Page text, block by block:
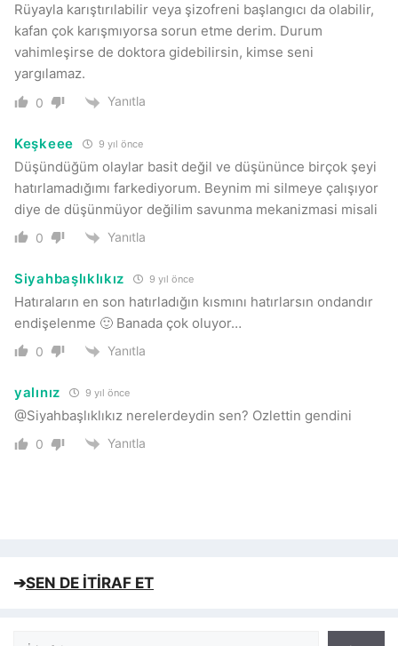
Rüyayla karıştırılabilir veya şizofreni başlangıcı da olabilir,
kafan çok karışmıyorsa sorun etme derim. Durum
vahimleşirse de doktora gidebilirsin, kimse seni
yargılamaz.
0 Yanıtla
Keşkeee 9 yıl önce
Düşündüğüm olaylar basit değil ve düşününce birçok şeyi
hatırlamadığımı farkediyorum. Beynim mi silmeye çalışıyor
diye de düşünmüyor değilim savunma mekanizmasi misali
0 Yanıtla
Siyahbaşlıklıkız 9 yıl önce
Hatıraların en son hatırladığın kısmını hatırlarsın ondandır
endişelenme 🙂 Banada çok oluyor…
0 Yanıtla
yalınız 9 yıl önce
@Siyahbaşlıklıkız nerelerdeydin sen? Ozlettin gendini
0 Yanıtla
➔SEN DE İTİRAF ET
Ara